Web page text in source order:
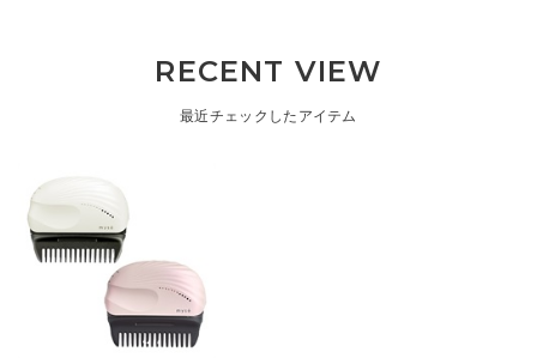
RECENT VIEW
最近チェックしたアイテム